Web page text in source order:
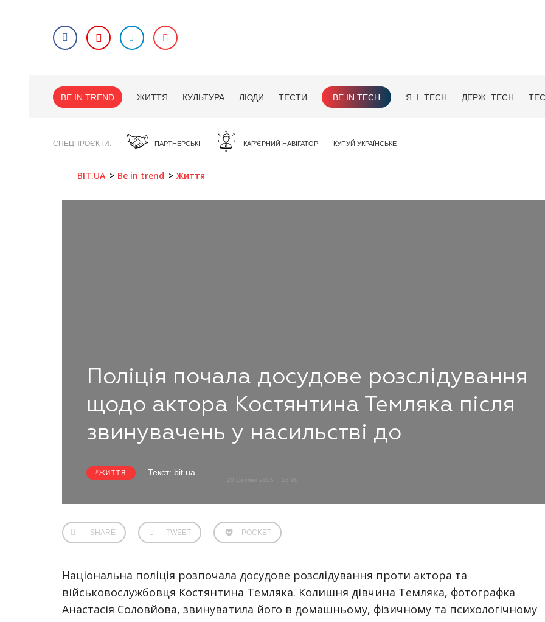
BE IN TREND ЖИТТЯ КУЛЬТУРА ЛЮДИ ТЕСТИ BE IN TECH Я_І_TECH ДЕРЖ_TECH
СПЕЦПРОЄКТИ ПАРТНЕРСЬКІ КАР'ЄРНИЙ НАВІГАТОР КУПУЙ УКРАЇНСЬКЕ
BIT.UA Be in trend Життя
Поліція почала досудове розслідування
щодо актора Костянтина Темляка після
звинувачень у насильстві до
ЖИТТЯ Текст: bit.ua
SHARE TWEET POCKET
Національна поліція розпочала досудове розслідування проти актора та
військовослужбовця Костянтина Темляка. Колишня дівчина Темляка, фотографка
Анастасія Соловйова, звинуватила його в домашньому, фізичному та психологічному